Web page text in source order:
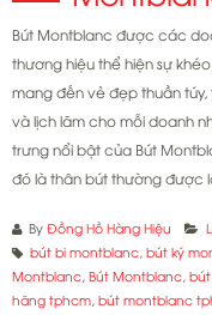
Bút Montblanc được các
thương hiệu thể hiện sự
mang đến vẻ đẹp thuần
và lịch lãm cho mỗi doanh
trưng nổi bật của Bút
đó là thân bút thường được
By Đồng Hồ Hàng Hiệu
bút bi montblanc, bút ký
Montblanc, Bút Montblanc,
hãng tphcm, bút montblanc